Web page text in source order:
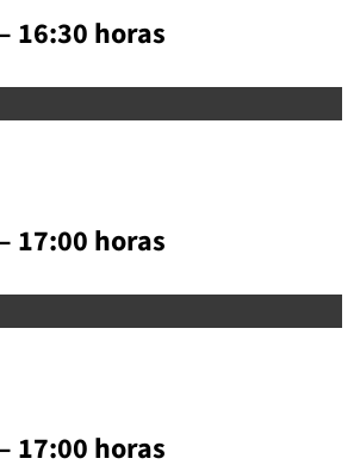
16:30 horas
17:00 horas
17:00 horas